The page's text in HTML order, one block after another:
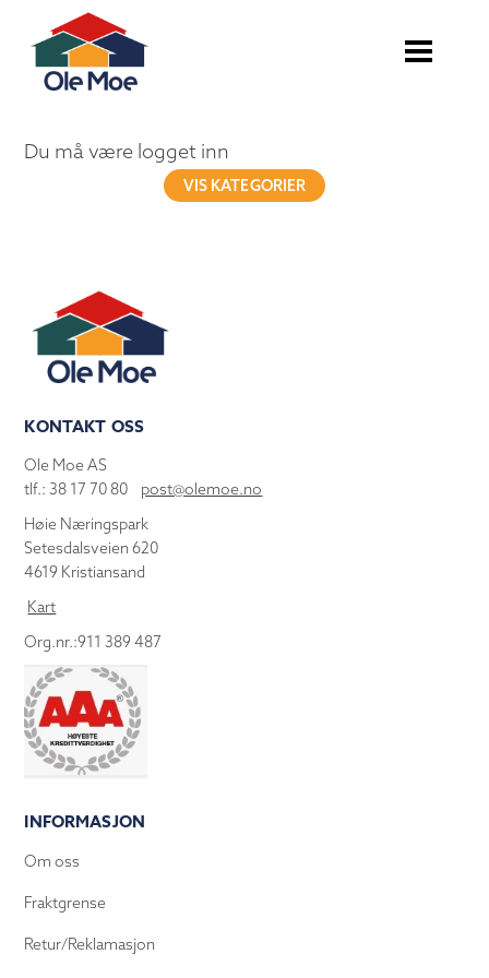
Du må være logget inn
VIS KATEGORIER
KONTAKT OSS
Ole Moe AS
tlf.: 38 17 70 80 post@olemoe.no
Høie Næringspark
Setesdalsveien 620
4619 Kristiansand
Kart
Org.nr.:911 389 487
INFORMASJON
Om oss
Fraktgrense
Retur/Reklamasjon